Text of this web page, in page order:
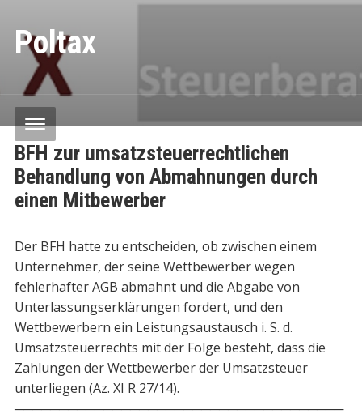
Poltax
BFH zur umsatzsteuerrechtlichen
Behandlung von Abmahnungen durch
einen Mitbewerber
Der BFH hatte zu entscheiden, ob zwischen einem
Unternehmer, der seine Wettbewerber wegen
fehlerhafter AGB abmahnt und die Abgabe von
Unterlassungserklärungen fordert, und den
Wettbewerbern ein Leistungsaustausch i. S. d.
Umsatzsteuerrechts mit der Folge besteht, dass die
Zahlungen der Wettbewerber der Umsatzsteuer
unterliegen (Az. XI R 27/14).
─────────────────────────────────────